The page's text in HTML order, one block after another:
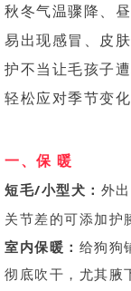
秋冬气温骤降、
易出现感冒、皮
护不当让毛孩子
轻松应对季节变化
一、保 暖
短毛/小型犬： 外
关节差的可添加护
室内保暖： 给狗狗
彻底吹干，尤其腋